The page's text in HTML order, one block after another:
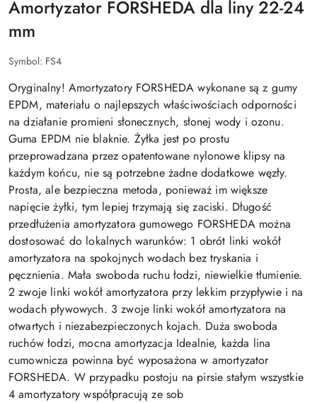
Amortyzator FORSHEDA dla liny 22-24
mm
Symbol: FS4
Oryginalny! Amortyzatory FORSHEDA wykonane są z gumy
EPDM, materiału o najlepszych właściwościach odporności
na działanie promieni słonecznych, słonej wody i ozonu.
Guma EPDM nie blaknie. Żyłka jest po prostu
przeprowadzana przez opatentowane nylonowe klipsy na
każdym końcu, nie są potrzebne żadne dodatkowe węzły.
Prosta, ale bezpieczna metoda, ponieważ im większe
napięcie żyłki, tym lepiej trzymają się zaciski. Długość
przedłużenia amortyzatora gumowego FORSHEDA można
dostosować do lokalnych warunków: 1 obrót linki wokół
amortyzatora na spokojnych wodach bez tryskania i
pęcznienia. Mała swoboda ruchu łodzi, niewielkie tłumienie.
2 zwoje linki wokół amortyzatora przy lekkim przypływie i na
wodach pływowych. 3 zwoje linki wokół amortyzatora na
otwartych i niezabezpieczonych kojach. Duża swoboda
ruchów łodzi, mocna amortyzacja Idealnie, każda lina
cumownicza powinna być wyposażona w amortyzator
FORSHEDA. W przypadku postoju na pirsie stałym wszystkie
4 amortyzatory współpracują ze sob